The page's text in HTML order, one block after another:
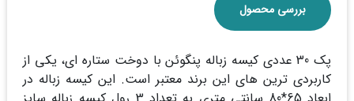
بررسی محصول
پک 30 عددی کیسه زباله پنگوئن با دوخت ستاره ای، یکی از
کاربردی ترین های این برند معتبر است. این کیسه زباله در